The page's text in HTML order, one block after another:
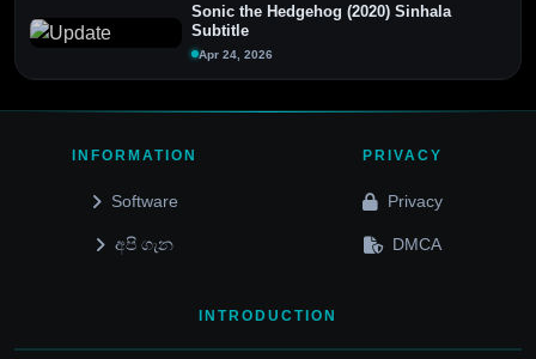
Sonic the Hedgehog (2020) Sinhala
Subtitle
Apr 24, 2026
INFORMATION
Software
අපි ගැන
PRIVACY
Privacy
DMCA
INTRODUCTION